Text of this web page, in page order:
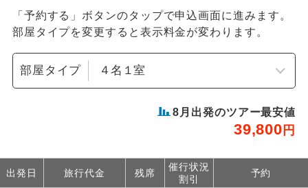
「予約する」ボタンのタップで申込画面に進みます。
部屋タイプを変更すると表示料金が変わります。
部屋タイプ
8 月出発のツアー最安値
39,800 円
出発日 旅行代金 残席
催行状況
割引
予約